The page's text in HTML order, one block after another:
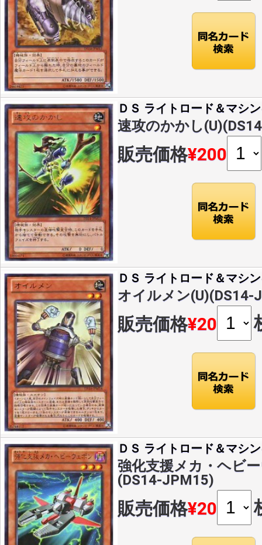
ＤＳ ライトロード＆マシ
速攻のかかし
販売価格¥200
ＤＳ ライトロード＆マシ
オイルメン(U)(DS14-
販売価格¥20
ＤＳ ライトロード＆マシ
強化支援メカ・ヘビ
(DS14-JPM15)
販売価格¥20